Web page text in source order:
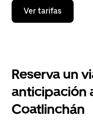
Presiona
flecha
el
y
selecciona
una
Ver tarifas
Reserva un
anticipación
Coatlinchán